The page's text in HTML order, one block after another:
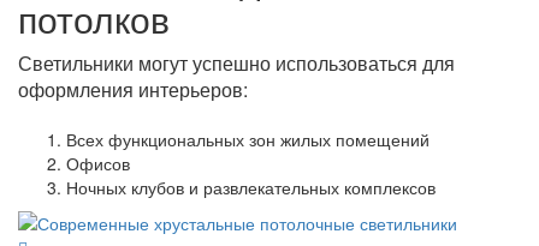
потолков
Светильники могут успешно использоваться для
оформления интерьеров:
Всех функциональных зон жилых помещений
Офисов
Ночных клубов и развлекательных комплексов